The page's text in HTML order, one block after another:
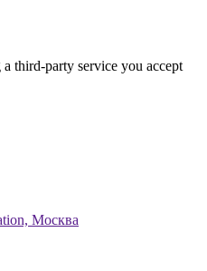
third-party service you accept
Москва